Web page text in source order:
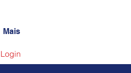
Mais
Login